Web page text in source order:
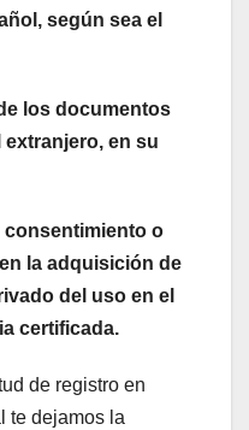
según sea el
los documentos
en su
consentimiento o
la adquisición de
del uso en el
certificada.
de registro en
te dejamos la